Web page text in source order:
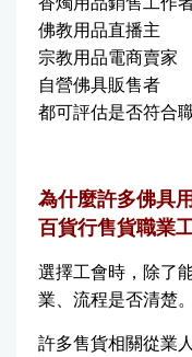
佛教用品直播主
宗教用品電商賣家
自營佛具販售者
都可評估是否符合
為什麼許多佛具
百貨行售貨職業
選擇工會時，除了
業、流程是否清楚。
許多售貨相關從業